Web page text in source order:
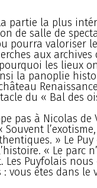
partie la plus
de salle de
pourra valoriser
aux
les lieux
la panoplie
du « Bal des
pas à Nicolas
» Le
« Le parc
Les Puyfolais
vous êtes dans le